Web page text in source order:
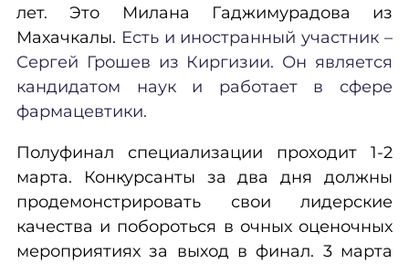
лет. Это Милана Гаджимурадова из
Махачкалы. Есть и иностранный участник –
Сергей Грошев из Киргизии. Он является
кандидатом наук и работает в сфере
фармацевтики.
Полуфинал специализации проходит 1-2
марта. Конкурсанты за два дня должны
продемонстрировать свои лидерские
качества и побороться в очных оценочных
мероприятиях за выход в финал. 3 марта